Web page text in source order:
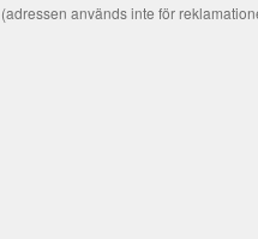
(adressen används inte för